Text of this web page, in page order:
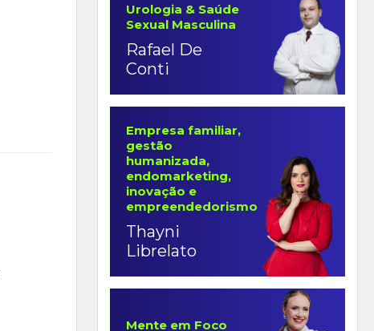
Urologia & Saúde
Sexual Masculina
Rafael De
Conti
Empresa familiar,
gestão
humanizada,
endomarketing,
inovação e
empreendedorismo
Thayni
Librelato
Mente em Foco